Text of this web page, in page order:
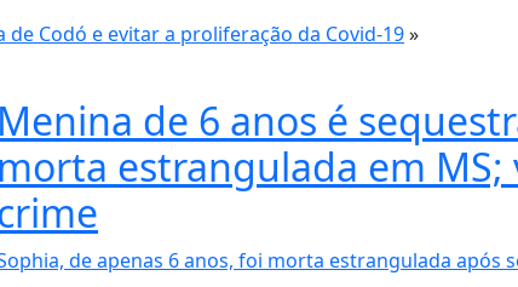
de Codó e evitar a proliferação da Covid-19»
Menina de 6 anos é
morta estrangulada em MS;
de apenas 6 anos, foi morta estrangulada após